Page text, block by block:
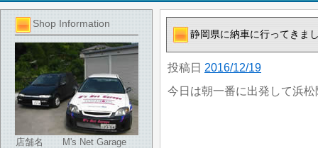
Shop Information
店舗名
M's Net Garage
静岡県に納車に行ってきま
投稿日 2016/12/19
今日は朝一番に出発して浜